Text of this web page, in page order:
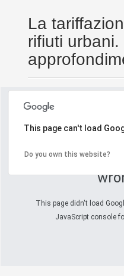
La
rifiuti
Oops!
This page didn't load
JavaScript console
This page can't load
Do you own this website?